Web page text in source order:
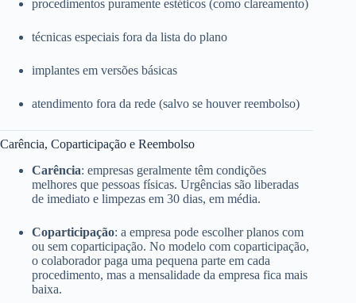
procedimentos puramente estéticos (como clareamento)
técnicas especiais fora da lista do plano
implantes em versões básicas
atendimento fora da rede (salvo se houver reembolso)
Carência, Coparticipação e Reembolso
Carência: empresas geralmente têm condições
melhores que pessoas físicas. Urgências são liberadas
de imediato e limpezas em 30 dias, em média.
Coparticipação: a empresa pode escolher planos com
ou sem coparticipação. No modelo com coparticipação,
o colaborador paga uma pequena parte em cada
procedimento, mas a mensalidade da empresa fica mais
baixa.